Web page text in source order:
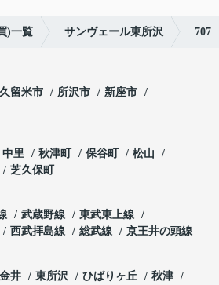
)一覧 サンヴェール東所沢 707
留米市 所沢市
新座市
中里 秋津町 保谷町
松山
芝久保町
武蔵野線
東武東上線
西武拝島線 総武線 京王井の頭線
井 東所沢 ひばりヶ丘
秋津